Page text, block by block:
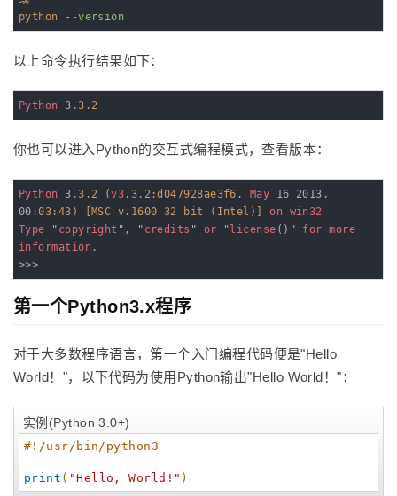
python
--version
以上命令执行结果如下：
Python 3 .3 .2
你也可以进入Python的交互式编程模式，查看版本：
Python 3 .3 .2 (v3.3.2:d047928ae3f6 , May 16 2013,
00 :03:43) [MSC v.1600 32 bit (Intel)] on win32
Type " copyright ", " credits " or " license ()" for more
information.
>>>
第一个Python3.x程序
对于大多数程序语言，第一个入门编程代码便是"Hello
World！"，以下代码为使用Python输出"Hello World！"：
实例(Python 3.0+)
#!/usr/bin/python3
print ( "Hello, World! " )